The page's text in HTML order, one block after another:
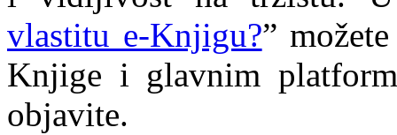
vlastitu e-Knjigu?”
Knjige i glavnim
objavite.